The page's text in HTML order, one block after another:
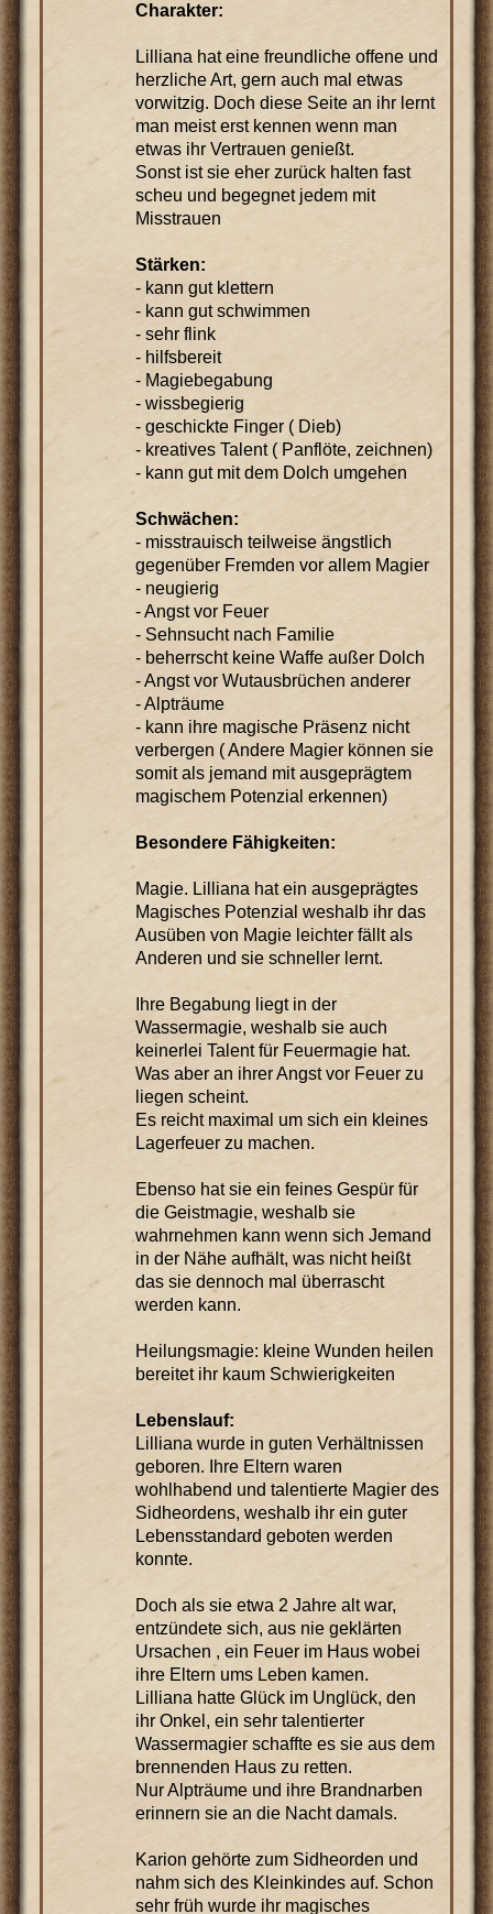
Charakter:
Lilliana hat eine freundliche offene und
herzliche Art, gern auch mal etwas
vorwitzig. Doch diese Seite an ihr lernt
man meist erst kennen wenn man
etwas ihr Vertrauen genießt.
Sonst ist sie eher zurück halten fast
scheu und begegnet jedem mit
Misstrauen
Stärken:
- kann gut klettern
- kann gut schwimmen
- sehr flink
- hilfsbereit
- Magiebegabung
- wissbegierig
- geschickte Finger ( Dieb)
- kreatives Talent ( Panflöte, zeichnen)
- kann gut mit dem Dolch umgehen
Schwächen:
- misstrauisch teilweise ängstlich
gegenüber Fremden vor allem Magier
- neugierig
- Angst vor Feuer
- Sehnsucht nach Familie
- beherrscht keine Waffe außer Dolch
- Angst vor Wutausbrüchen anderer
- Alpträume
- kann ihre magische Präsenz nicht
verbergen ( Andere Magier können sie
somit als jemand mit ausgeprägtem
magischem Potenzial erkennen)
Besondere Fähigkeiten:
Magie. Lilliana hat ein ausgeprägtes
Magisches Potenzial weshalb ihr das
Ausüben von Magie leichter fällt als
Anderen und sie schneller lernt.
Ihre Begabung liegt in der
Wassermagie, weshalb sie auch
keinerlei Talent für Feuermagie hat.
Was aber an ihrer Angst vor Feuer zu
liegen scheint.
Es reicht maximal um sich ein kleines
Lagerfeuer zu machen.
Ebenso hat sie ein feines Gespür für
die Geistmagie, weshalb sie
wahrnehmen kann wenn sich Jemand
in der Nähe aufhält, was nicht heißt
das sie dennoch mal überrascht
werden kann.
Heilungsmagie: kleine Wunden heilen
bereitet ihr kaum Schwierigkeiten
Lebenslauf:
Lilliana wurde in guten Verhältnissen
geboren. Ihre Eltern waren
wohlhabend und talentierte Magier des
Sidheordens, weshalb ihr ein guter
Lebensstandard geboten werden
konnte.
Doch als sie etwa 2 Jahre alt war,
entzündete sich, aus nie geklärten
Ursachen , ein Feuer im Haus wobei
ihre Eltern ums Leben kamen.
Lilliana hatte Glück im Unglück, den
ihr Onkel, ein sehr talentierter
Wassermagier schaffte es sie aus dem
brennenden Haus zu retten.
Nur Alpträume und ihre Brandnarben
erinnern sie an die Nacht damals.
Karion gehörte zum Sidheorden und
nahm sich des Kleinkindes auf. Schon
sehr früh wurde ihr magisches